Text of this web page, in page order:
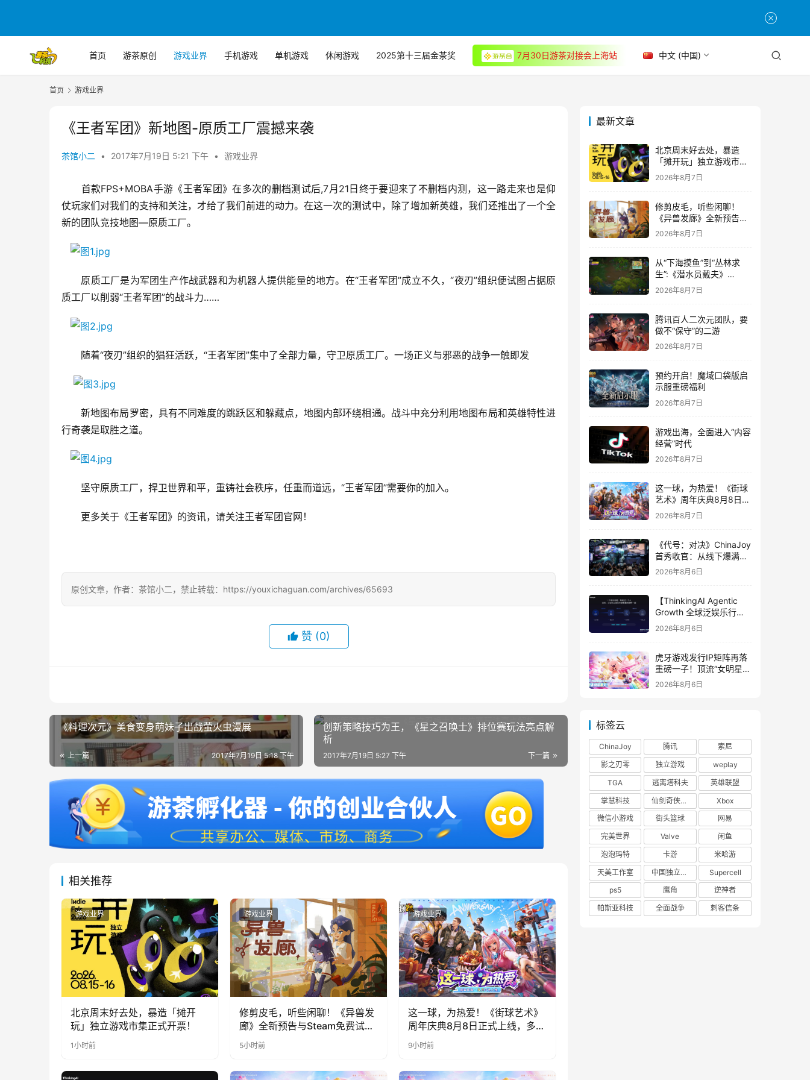
首页 游茶原创 游戏业界 手机游戏 单机游戏 休闲游戏 2025第十三届金茶奖 7月30日游茶对接会上海站 中文 (中国)
首页 游戏业界
《王者军团》新地图-原质工厂震撼来袭
茶馆小二 • 2017年7月19日 5:21 下午 • 游戏业界
首款FPS+MOBA手游《王者军团》在多次的删档测试后,7月21日终于要迎来了不删档内测，这一路走来也是仰
仗玩家们对我们的支持和关注，才给了我们前进的动力。在这一次的测试中，除了增加新英雄，我们还推出了一个全
新的团队竞技地图—原质工厂。
原质工厂是为军团生产作战武器和为机器人提供能量的地方。在“王者军团”成立不久，“夜刃”组织便试图占据原
质工厂以削弱“王者军团”的战斗力……
随着“夜刃”组织的猖狂活跃，“王者军团”集中了全部力量，守卫原质工厂。一场正义与邪恶的战争一触即发
新地图布局罗密，具有不同难度的跳跃区和躲藏点，地图内部环绕相通。战斗中充分利用地图布局和英雄特性进
行奇袭是取胜之道。
坚守原质工厂，捍卫世界和平，重铸社会秩序，任重而道远，“王者军团”需要你的加入。
更多关于《王者军团》的资讯，请关注王者军团官网！
原创文章，作者：茶馆小二，禁止转载：https://youxichaguan.com/archives/65693
赞 (0)
《料理次元》美食变身萌妹子出战萤火虫漫展
上一篇 2017年7月19日 5:18 下午
创新策略技巧为王，《星之召唤士》排位赛玩法亮点解
析
下一篇
2017年7月19日 5:27 下午
相关推荐
游戏业界
北京周末好去处，暴造「摊开
玩」独立游戏市集正式开票！
1小时前
游戏业界
修剪皮毛，听些闲聊！《异兽发
廊》全新预告与Steam免费试玩
公开
5小时前
游戏业界
这一球，为热爱！《街球艺术》
周年庆典8月8日正式上线，多重
福利与全新内容同步开启
9小时前
最新文章
北京周末好去处，暴造
「摊开玩」独立游戏市集
正式开票！
2026年8月7日
修剪皮毛，听些闲聊！
《异兽发廊》全新预告与
Steam免费试玩公开
2026年8月7日
从“下海摸鱼”到“丛林求
生”:《潜水员戴夫》
DLC《丛林》移动端定档
8月14日
2026年8月7日
腾讯百人二次元团队，要
做不“保守”的二游
2026年8月7日
预约开启！魔域口袋版启
示服重磅福利
2026年8月7日
游戏出海，全面进入“内容
经营”时代
2026年8月7日
这一球，为热爱！《街球
艺术》周年庆典8月8日正
式上线，多重福利与全新
内容同步开启
2026年8月7日
《代号：对决》ChinaJoy
首秀收官：从线下爆满看
见玩家的真实期待
2026年8月6日
【ThinkingAI Agentic
Growth 全球泛娱乐行业
峰会】Agent 时代，人到
底负责什么
2026年8月6日
虎牙游戏发行IP矩阵再落
重磅一子！顶流“女明星”
ZANMANG LOOPY 正版
2026年8月6日
标签云
ChinaJoy 腾讯
索尼
影之刃零
独立游戏
weplay
TGA
逃离塔科夫
英雄联盟
掌慧科技
仙剑奇侠传四
Xbox
微信小游戏
街头篮球
网易
完美世界
Valve
闲鱼
泡泡玛特
卡游
米哈游
天美工作室
中国独立游戏联盟
Supercell
ps5
鹰角
逆神者
帕斯亚科技
全面战争 刺客信条